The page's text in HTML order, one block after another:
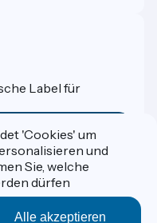
Label für
France
'Cookies' um
und
Sie, welche
dürfen
Alle akzeptieren